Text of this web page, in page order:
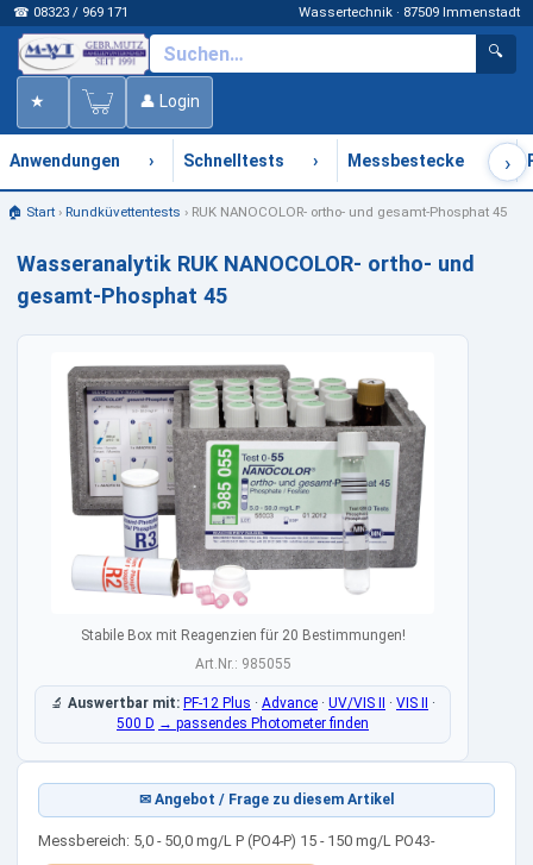
☎ 08323 / 969 171 Wassertechnik · 87509 Immenstadt
🔍
★ 👤 Login
Anwendungen › Schnelltests › Messbestecke ›
🏠 Start› Rundküvettentests › RUK NANOCOLOR- ortho- und gesamt-Phosphat 45
Wasseranalytik RUK NANOCOLOR- ortho- und
gesamt-Phosphat 45
Stabile Box mit Reagenzien für 20 Bestimmungen!
Art.Nr.: 985055
🔬 Auswertbar mit: PF-12 Plus · Advance · UV/VIS II · VIS II
·
500 D → passendes Photometer finden
✉ Angebot / Frage zu diesem Artikel
Messbereich: 5,0 - 50,0 mg/L P (PO4-P) 15 - 150 mg/L PO43-